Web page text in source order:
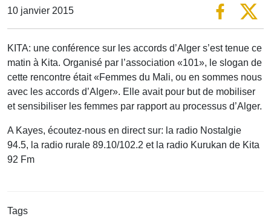
10 janvier 2015
KITA: une conférence sur les accords d’Alger s’est tenue ce
matin à Kita. Organisé par l’association «101», le slogan de
cette rencontre était «Femmes du Mali, ou en sommes nous
avec les accords d’Alger». Elle avait pour but de mobiliser
et sensibiliser les femmes par rapport au processus d’Alger.
A Kayes, écoutez-nous en direct sur: la radio Nostalgie
94.5, la radio rurale 89.10/102.2 et la radio Kurukan de Kita
92 Fm
Tags